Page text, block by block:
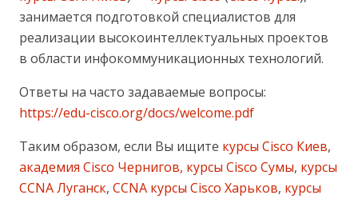
занимается подготовкой специалистов для
реализации высокоинтеллектуальных проектов
в области инфокоммуникационных технологий.
Ответы на часто задаваемые вопросы:
https://edu-cisco.org/docs/welcome.pdf
Таким образом, если Вы ищите курсы Cisco Киев,
академия Cisco Чернигов, курсы Cisco Сумы, курсы
CCNA Луганск, CCNA курсы Cisco Харьков, курсы